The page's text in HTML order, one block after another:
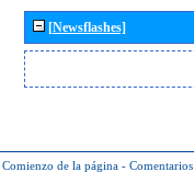
[Newsflashes]
Comienzo de la página - Comentarios